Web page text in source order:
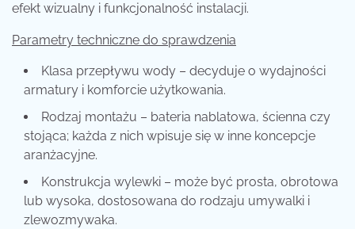
efekt wizualny i funkcjonalność instalacji.
Parametry techniczne do sprawdzenia
Klasa przepływu wody – decyduje o wydajności
armatury i komforcie użytkowania.
Rodzaj montażu – bateria nablatowa, ścienna czy
stojąca; każda z nich wpisuje się w inne koncepcje
aranżacyjne.
Konstrukcja wylewki – może być prosta, obrotowa
lub wysoka, dostosowana do rodzaju umywalki i
zlewozmywaka.